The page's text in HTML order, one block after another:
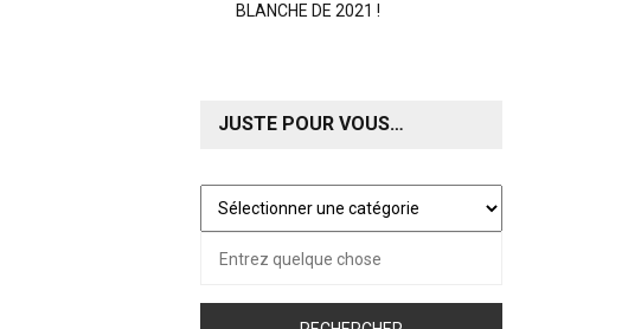
BLANCHE DE 2021 !
JUSTE POUR VOUS…
pour
pour :